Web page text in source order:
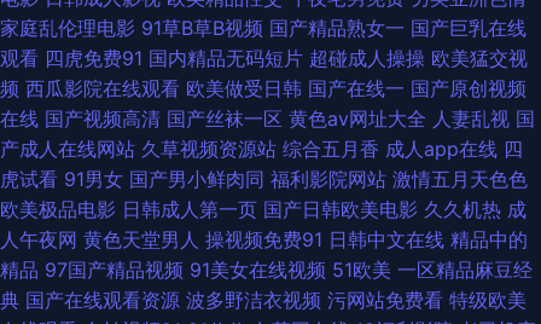
站 韩国伦理合集 久久精品国产亚州 欧美日韩微拍视频 日韩三级片网址 午夜
狼友AV 91处女 97狼友基地 av天堂色影 大香蕉AV导航网 精品国产乱 老司机
午夜性大片 免费网站黄 日本色熟女 少妇自蔚 午夜福利姬 18欧美午夜网站
91丝袜插麻豆 东京热人人肏 青青草超碰 午夜福利激情网 亚洲影院麻豆 91爱
啪 AV片在线观看 成人深夜福利导航 国产91丝袜 狠狠撸网址 久久夜大香蕉
家庭乱伦理电影 91草B草B视频 国产精品熟女一 国产巨乳在线
观看 四虎免费91 国内精品无码短片 超碰成人操操 欧美猛交视
频 西瓜影院在线观看 欧美做受日韩 国产在线一 国产原创视频
在线 国产视频高清 国产丝袜一区 黄色av网址大全 人妻乱视 国
产成人在线网站 久草视频资源站 综合五月香 成人app在线 四
虎试看 91男女 国产男小鲜肉同 福利影院网站 激情五月天色色
欧美极品电影 日韩成人第一页 国产日韩欧美电影 久久机热 成
人午夜网 黄色天堂男人 操视频免费91 日韩中文在线 精品中的
精品 97国产精品视频 91美女在线视频 51欧美 一区精品麻豆经
典 国产在线观看资源 波多野洁衣视频 污网站免费看 特级欧美